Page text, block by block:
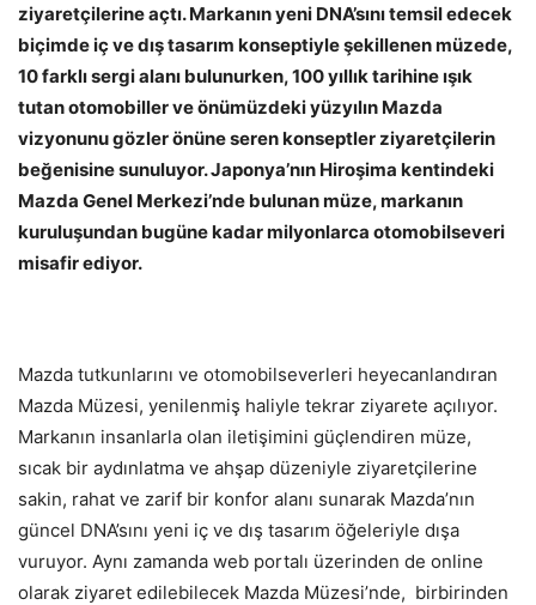
ziyaretçilerine açtı. Markanın yeni DNA’sını temsil edecek
biçimde iç ve dış tasarım konseptiyle şekillenen müzede,
10 farklı sergi alanı bulunurken, 100 yıllık tarihine ışık
tutan otomobiller ve önümüzdeki yüzyılın Mazda
vizyonunu gözler önüne seren konseptler ziyaretçilerin
beğenisine sunuluyor. Japonya’nın Hiroşima kentindeki
Mazda Genel Merkezi’nde bulunan müze, markanın
kuruluşundan bugüne kadar milyonlarca otomobilseveri
misafir ediyor.
Mazda tutkunlarını ve otomobilseverleri heyecanlandıran
Mazda Müzesi, yenilenmiş haliyle tekrar ziyarete açılıyor.
Markanın insanlarla olan iletişimini güçlendiren müze,
sıcak bir aydınlatma ve ahşap düzeniyle ziyaretçilerine
sakin, rahat ve zarif bir konfor alanı sunarak Mazda’nın
güncel DNA’sını yeni iç ve dış tasarım öğeleriyle dışa
vuruyor. Aynı zamanda web portalı üzerinden de online
olarak ziyaret edilebilecek Mazda Müzesi’nde, birbirinden